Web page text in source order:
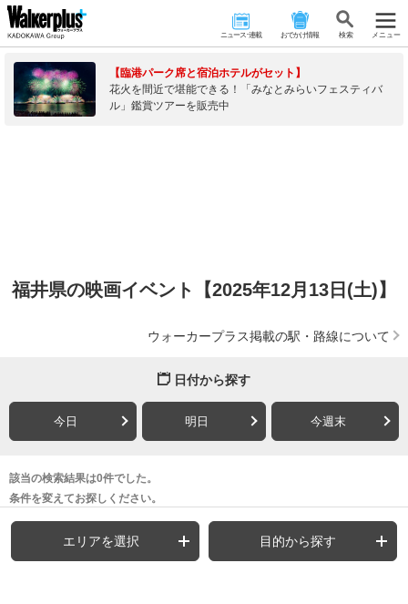
ニュース･連載 おでかけ情報 検 索 メニュー
【臨港パーク席と宿泊ホテルがセット】
花火を間近で堪能できる！「みなとみらいフェスティバ
ル」鑑賞ツアーを販売中
福井県の映画イベント【2025年12月13日(土)】
ウォーカープラス掲載の駅・路線について
日付から探す
今日 明日 今週末
該当の検索結果は0件でした。
条件を変えてお探しください。
エリアを選択 目的から探す